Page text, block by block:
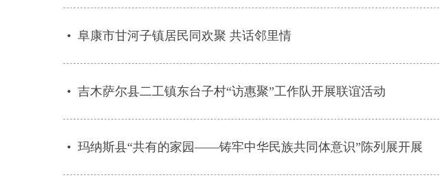
• 阜康市甘河子镇居民同欢聚 共话邻里情
• 吉木萨尔县二工镇东台子村“访惠聚”工作队开展联谊活动
• 玛纳斯县“共有的家园——铸牢中华民族共同体意识”陈列展开展